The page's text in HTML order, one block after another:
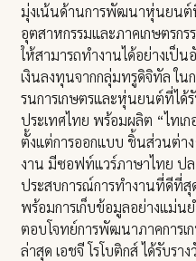
มุ่งเน้นด้านการพัฒนาหุ่นยน
อุตสาหกรรมและภาคเกษตรก
ให้สามารถทำงานได้อย่างเป็
เงินลงทุนจากกลุ่มทรูดิจิทัล ใน
รนการเกษตรและหุ่นยนต์ที่ได้
ประเทศไทย พร้อมผลิต “ไทเ
ตั้งแต่การออกแบบ ชิ้นส่วนต่า
งาน มีซอฟท์แวร์ภาษาไทย
ประสบการณ์การทํางานที่ดีที่
พร้อมการเก็บข้อมูลอย่างแม่น
ตอบโจทย์การพัฒนาภาคการเ
ล่าสุด เอชจี โรโบติกส์ ได้รับรา